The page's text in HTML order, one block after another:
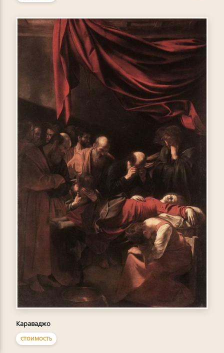
Караваджо
СТОИМОСТЬ